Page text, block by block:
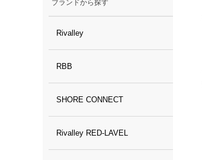
ブランドから探す
Rivalley
RBB
SHORE CONNECT
Rivalley RED-LAVEL